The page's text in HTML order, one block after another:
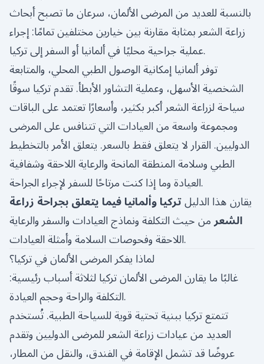
بالنسبة للعديد من المرضى الألمان، سرعان ما تصبح أبحاث
زراعة الشعر بمثابة مقارنة بين خيارين مختلفين تمامًا: إجراء
عملية جراحية محليًا في ألمانيا أو السفر إلى تركيا.
توفر ألمانيا إمكانية الوصول الطبي المحلي، والمتابعة
الشخصية الأسهل، وعملية التشاور الأبطأ. تقدم تركيا سوقًا
سياحة لزراعة الشعر أكبر بكثير، وأسعارًا تعتمد على الباقات
ومجموعة واسعة من العيادات التي تتنافس على المرضى
الدوليين. القرار لا يتعلق فقط بالسعر. يتعلق الأمر بالتخطيط
الطبي وسلامة المنطقة المانحة والرعاية اللاحقة وشفافية
العيادة وما إذا كنت مرتاحًا للسفر لإجراء الجراحة.
يقارن هذا الدليل تركيا وألمانيا فيما يتعلق بجراحة زراعة
الشعر من حيث التكلفة ونماذج العيادات والسفر والرعاية
اللاحقة وفحوصات السلامة وأمثلة العيادات.
لماذا يفكر المرضى الألمان في تركيا؟
غالبًا ما يقارن المرضى الألمان تركيا لثلاثة أسباب رئيسية:
التكلفة والراحة وحجم العيادة.
تتمتع تركيا ببنية تحتية قوية للسياحة الطبية. تُستخدم
العديد من عيادات زراعة الشعر للمرضى الدوليين وتقدم
عروضًا قد تشمل الإقامة في الفندق، والنقل من المطار،